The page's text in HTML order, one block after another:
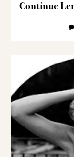
Continue